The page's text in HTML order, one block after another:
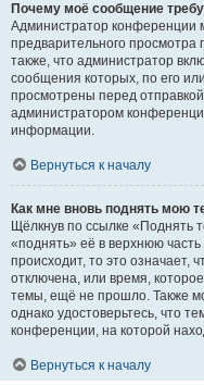
Почему моё сообщение
Администратор конференции
предварительного
также, что администратор
сообщения которых, по его
просмотрены перед
администратором
информации.
Вернуться к началу
Как мне вновь поднять мою
Щёлкнув по ссылке «Поднять
«поднять» её в верхнюю
происходит, то это означает,
отключена, или время,
темы, ещё не прошло. Также
однако удостоверьтесь, что
конференции, на которой
Вернуться к началу